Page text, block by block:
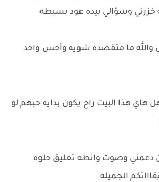
وسؤالي بيده عود بسيطه
والله ما متقصده شويه وأحس واحد
هاي هذا البيت راح يكون بدايه حبهم لو
دعمني وصوت وانطه تعليق حلوه
الجميله